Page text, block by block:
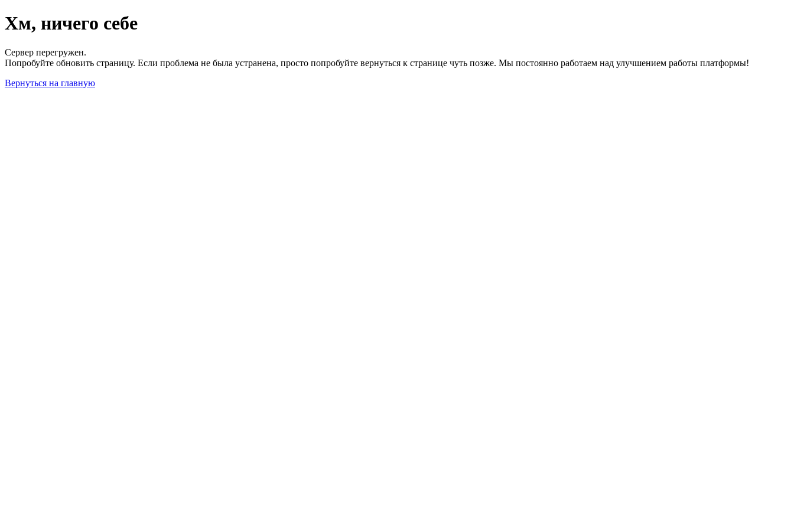
Хм, ничего себе
Сервер перегружен.
Попробуйте обновить страницу. Если проблема не была устранена, просто попробуйте вернуться к странице чуть позже. Мы постоянно работаем над улучшением работы платформы!
Вернуться на главную